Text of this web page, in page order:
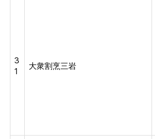
3
1
大衆割烹三岩